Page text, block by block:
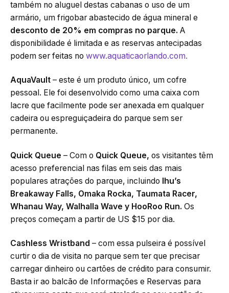
também no aluguel destas cabanas o uso de um
armário, um frigobar abastecido de água mineral e
desconto de 20% em compras no parque. A
disponibilidade é limitada e as reservas antecipadas
podem ser feitas no www.aquaticaorlando.com.
AquaVault – este é um produto único, um cofre
pessoal. Ele foi desenvolvido como uma caixa com
lacre que facilmente pode ser anexada em qualquer
cadeira ou espreguiçadeira do parque sem ser
permanente.
Quick Queue – Com o Quick Queue, os visitantes têm
acesso preferencial nas filas em seis das mais
populares atrações do parque, incluindo Ihu’s
Breakaway Falls, Omaka Rocka, Taumata Racer,
Whanau Way, Walhalla Wave y HooRoo Run. Os
preços começam a partir de US $15 por dia.
Cashless Wristband – com essa pulseira é possível
curtir o dia de visita no parque sem ter que precisar
carregar dinheiro ou cartões de crédito para consumir.
Basta ir ao balcão de Informações e Reservas para